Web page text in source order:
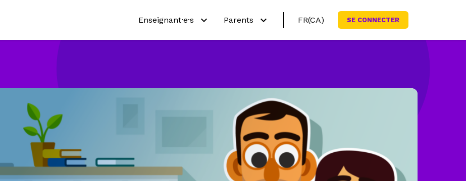
Enseignant·e·s
Ressources pédagogiques
Parents
Programmes scolaires
Abonner ma famille
FR(CA) SE CONNECTER